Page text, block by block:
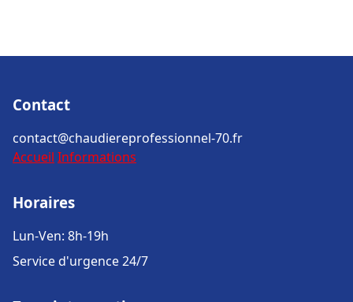
Contact
contact@chaudiereprofessionnel-70.fr
Accueil Informations
Horaires
Lun-Ven: 8h-19h
Service d'urgence 24/7